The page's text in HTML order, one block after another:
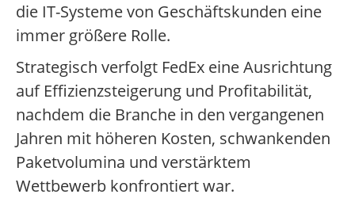
die IT-Systeme von Geschäftskunden eine
immer größere Rolle.
Strategisch verfolgt FedEx eine Ausrichtung
auf Effizienzsteigerung und Profitabilität,
nachdem die Branche in den vergangenen
Jahren mit höheren Kosten, schwankenden
Paketvolumina und verstärktem
Wettbewerb konfrontiert war.